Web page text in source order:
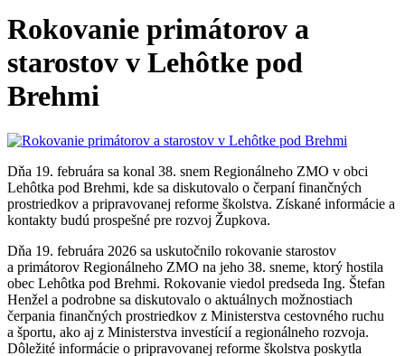
Rokovanie primátorov a
starostov v Lehôtke pod
Brehmi
Dňa 19. februára sa konal 38. snem Regionálneho ZMO v obci
Lehôtka pod Brehmi, kde sa diskutovalo o čerpaní finančných
prostriedkov a pripravovanej reforme školstva. Získané informácie a
kontakty budú prospešné pre rozvoj Župkova.
Dňa 19. februára 2026 sa uskutočnilo rokovanie starostov
a primátorov Regionálneho ZMO na jeho 38. sneme, ktorý hostila
obec Lehôtka pod Brehmi. Rokovanie viedol predseda Ing. Štefan
Henžel a podrobne sa diskutovalo o aktuálnych možnostiach
čerpania finančných prostriedkov z Ministerstva cestovného ruchu
a športu, ako aj z Ministerstva investícií a regionálneho rozvoja.
Dôležité informácie o pripravovanej reforme školstva poskytla